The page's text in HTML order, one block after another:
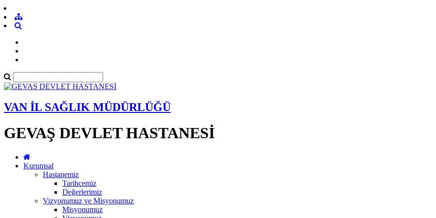
VAN İL SAĞLIK MÜDÜRLÜĞÜ
GEVAŞ DEVLET HASTANESİ
Kurumsal
Hastanemiz
Tarihçemiz
Değerlerimiz
Vizyonumuz ve Misyonumuz
Misyonumuz